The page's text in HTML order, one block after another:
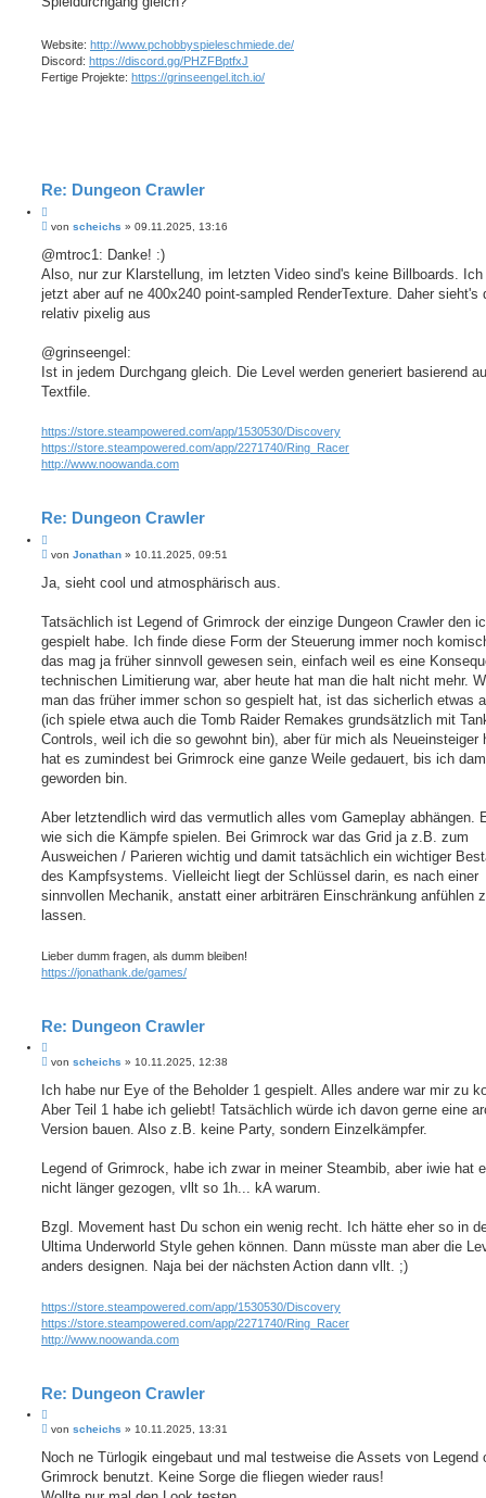
n
r
Website: http://www.pchobbyspieleschmiede.de/
Discord: https://discord.gg/PHZFBptfxJ
Fertige Projekte: https://grinseengel.itch.io/
Re: Dungeon Crawler
i
e
e
n
B
i
t
r
a
von scheichs » 09.11.2025, 13:16
@mtroc1: Danke! :)
Also, nur zur Klarstellung, im letzten Video sind's keine Billboards. Ich
jetzt aber auf ne 400x240 point-sampled RenderTexture. Daher sieht's
relativ pixelig aus
@grinseengel:
Ist in jedem Durchgang gleich. Die Level werden generiert basierend
Textfile.
https://store.steampowered.com/app/1530530/Discovery
https://store.steampowered.com/app/2271740/Ring_Racer
http://www.noowanda.com
Re: Dungeon Crawler
i
r
e
n
B
i
a
von Jonathan » 10.11.2025, 09:51
Ja, sieht cool und atmosphärisch aus.
Tatsächlich ist Legend of Grimrock der einzige Dungeon Crawler den
gespielt habe. Ich finde diese Form der Steuerung immer noch
das mag ja früher sinnvoll gewesen sein, einfach weil es eine
technischen Limitierung war, aber heute hat man die halt nicht mehr.
man das früher immer schon so gespielt hat, ist das sicherlich etwas
(ich spiele etwa auch die Tomb Raider Remakes grundsätzlich mit
Controls, weil ich die so gewohnt bin), aber für mich als Neueinsteiger
hat es zumindest bei Grimrock eine ganze Weile gedauert, bis ich
geworden bin.
Aber letztendlich wird das vermutlich alles vom Gameplay abhängen.
wie sich die Kämpfe spielen. Bei Grimrock war das Grid ja z.B. zum
Ausweichen / Parieren wichtig und damit tatsächlich ein wichtiger
des Kampfsystems. Vielleicht liegt der Schlüssel darin, es nach einer
sinnvollen Mechanik, anstatt einer arbiträren Einschränkung anfühlen
lassen.
Lieber dumm fragen, als dumm bleiben!
https://jonathank.de/games/
Re: Dungeon Crawler
i
e
r
e
B
i
r
a
von scheichs » 10.11.2025, 12:38
Ich habe nur Eye of the Beholder 1 gespielt. Alles andere war mir zu
Aber Teil 1 habe ich geliebt! Tatsächlich würde ich davon gerne eine
Version bauen. Also z.B. keine Party, sondern Einzelkämpfer.
Legend of Grimrock, habe ich zwar in meiner Steambib, aber iwie hat
nicht länger gezogen, vllt so 1h... kA warum.
Bzgl. Movement hast Du schon ein wenig recht. Ich hätte eher so in
Ultima Underworld Style gehen können. Dann müsste man aber die
anders designen. Naja bei der nächsten Action dann vllt. ;)
https://store.steampowered.com/app/1530530/Discovery
https://store.steampowered.com/app/2271740/Ring_Racer
http://www.noowanda.com
Re: Dungeon Crawler
i
e
r
B
i
r
a
von scheichs » 10.11.2025, 13:31
Noch ne Türlogik eingebaut und mal testweise die Assets von Legend
Grimrock benutzt. Keine Sorge die fliegen wieder raus!